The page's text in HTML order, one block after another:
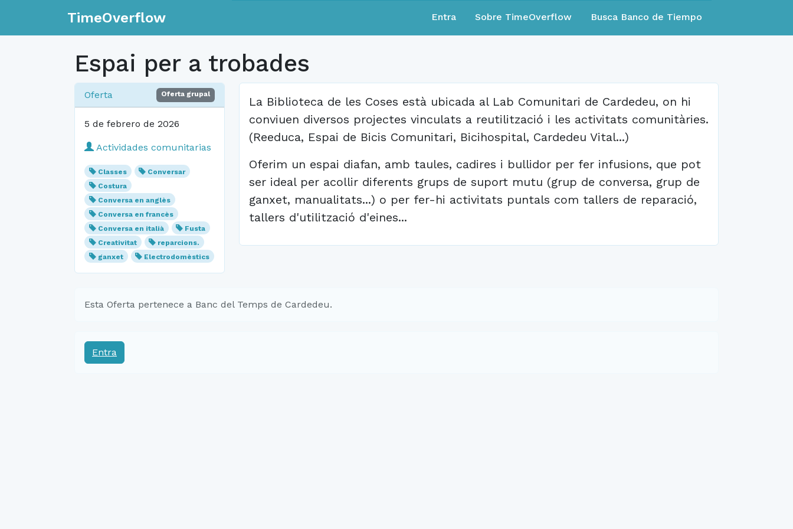
TimeOverflow Entra Sobre TimeOverflow Busca Banco de Tiempo
Espai per a trobades
Oferta Oferta grupal
5 de febrero de 2026
Actividades comunitarias
Classes
Conversar
Costura
Conversa en anglès
Conversa en francès
Conversa en italià
Fusta
Creativitat
reparcions.
ganxet
Electrodomèstics
La Biblioteca de les Coses està ubicada al Lab Comunitari de Cardedeu, on hi
conviuen diversos projectes vinculats a reutilització i les activitats comunitàries.
(Reeduca, Espai de Bicis Comunitari, Bicihospital, Cardedeu Vital...)
Oferim un espai diafan, amb taules, cadires i bullidor per fer infusions, que pot
ser ideal per acollir diferents grups de suport mutu (grup de conversa, grup de
ganxet, manualitats...) o per fer-hi activitats puntals com tallers de reparació,
tallers d'utilització d'eines...
Esta Oferta pertenece a Banc del Temps de Cardedeu.
Entra